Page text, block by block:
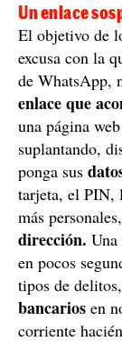
Un enlace
El objetivo de
excusa con la
de WhatsApp,
enlace que
una página
suplantando,
ponga sus
tarjeta, el PIN,
más
dirección.
en pocos
tipos de
bancarios en
corriente